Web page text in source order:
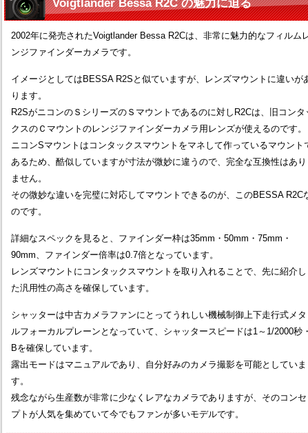
Voigtlander Bessa R2C の魅力に迫る
2002年に発売されたVoigtlander Bessa R2Cは、非常に魅力的なフィルム
ンジファインダーカメラです。
イメージとしてはBESSA R2Sと似ていますが、レンズマウントに違いが
ります。
R2SがニコンのＳシリーズのＳマウントであるのに対しR2Cは、旧コンタ
クスのＣマウントのレンジファインダーカメラ用レンズが使えるのです。
ニコンSマウントはコンタックスマウントをマネして作っているマウント
あるため、酷似していますが寸法が微妙に違うので、完全な互換性はあり
ません。
その微妙な違いを完璧に対応してマウントできるのが、このBESSA R2C
のです。
詳細なスペックを見ると、ファインダー枠は35mm・50mm・75mm・
90mm、ファインダー倍率は0.7倍となっています。
レンズマウントにコンタックスマウントを取り入れることで、先に紹介し
た汎用性の高さを確保しています。
シャッターは中古カメラファンにとってうれしい機械制御上下走行式メタ
ルフォーカルプレーンとなっていて、シャッタースピードは1～1/2000秒
Bを確保しています。
露出モードはマニュアルであり、自分好みのカメラ撮影を可能としていま
す。
残念ながら生産数が非常に少なくレアなカメラでありますが、そのコンセ
プトが人気を集めていて今でもファンが多いモデルです。